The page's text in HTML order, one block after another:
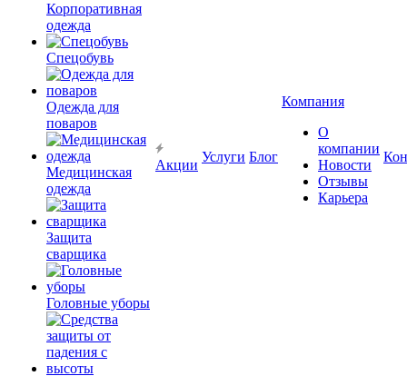
Корпоративная
одежда
Спецобувь
Одежда для
поваров
Медицинская
одежда
Защита
сварщика
Головные уборы
Акции
Услуги Блог
Компания
О
компании
Новости
Отзывы
Карьера